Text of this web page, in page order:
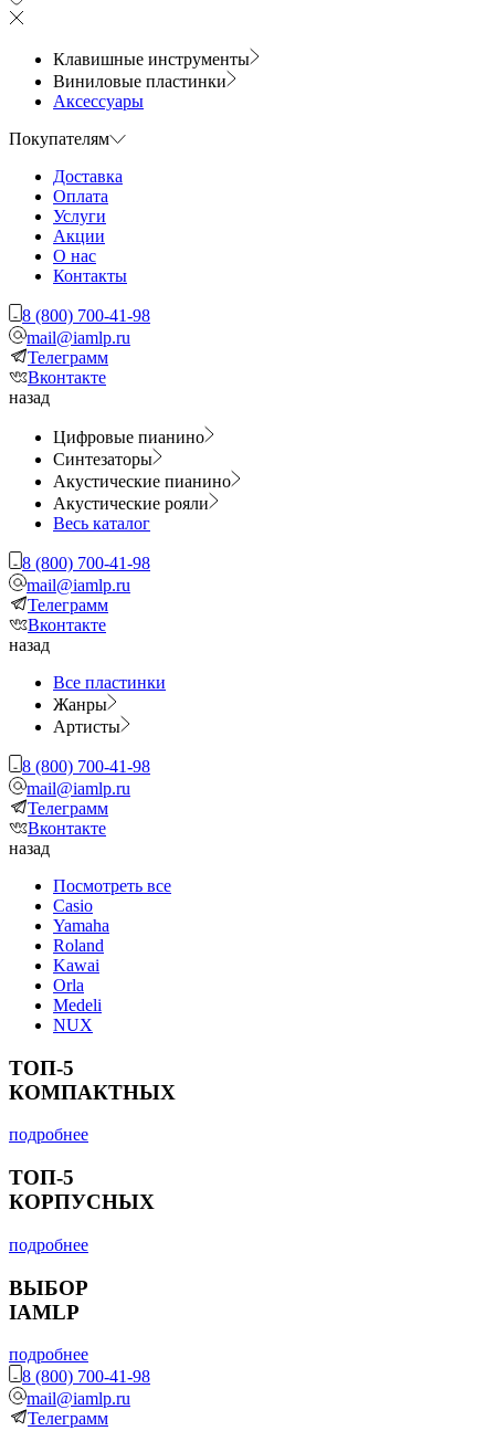
Клавишные инструменты
Виниловые пластинки
Аксессуары
Покупателям
Доставка
Оплата
Услуги
Акции
О нас
Контакты
8 (800) 700-41-98
mail@iamlp.ru
Телеграмм
Вконтакте
назад
Цифровые пианино
Синтезаторы
Акустические пианино
Акустические рояли
Весь каталог
8 (800) 700-41-98
mail@iamlp.ru
Телеграмм
Вконтакте
назад
Все пластинки
Жанры
Артисты
8 (800) 700-41-98
mail@iamlp.ru
Телеграмм
Вконтакте
назад
Посмотреть все
Casio
Yamaha
Roland
Kawai
Orla
Medeli
NUX
ТОП-5
КОМПАКТНЫХ
подробнее
ТОП-5
КОРПУСНЫХ
подробнее
ВЫБОР
IAMLP
подробнее
8 (800) 700-41-98
mail@iamlp.ru
Телеграмм